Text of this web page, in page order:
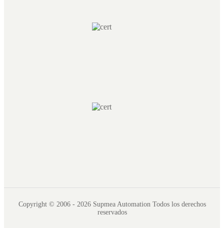
Copyright © 2006 - 2026 Supmea Automation Todos los derechos
reservados